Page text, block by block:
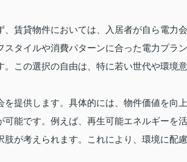
賃貸物件においては、入居者が自ら電力会
タイルや消費パターンに合った電力プラン
この選択の自由は、特に若い世代や環境意
提供します。具体的には、物件価値を向上
能です。例えば、再生可能エネルギーを活
が考えられます。これにより、環境に配慮